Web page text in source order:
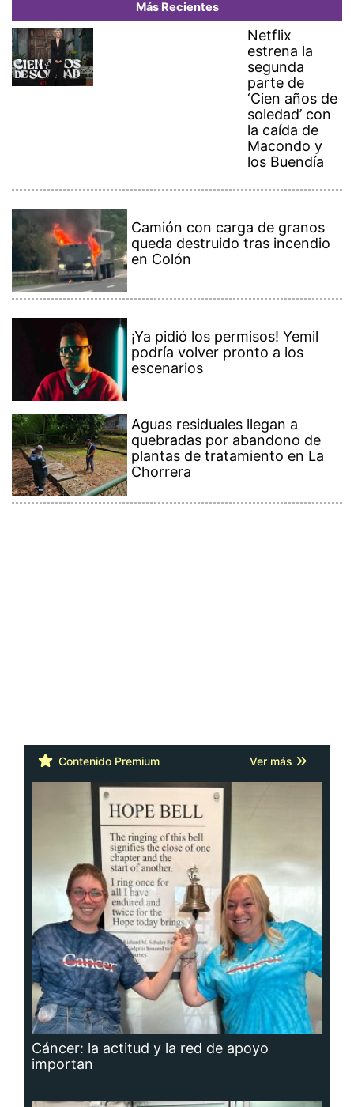
Más Recientes
Netflix
estrena la
segunda
parte de
‘Cien años de
soledad’ con
la caída de
Macondo y
los Buendía
Camión con carga de granos
queda destruido tras incendio
en Colón
¡Ya pidió los permisos! Yemil
podría volver pronto a los
escenarios
Aguas residuales llegan a
quebradas por abandono de
plantas de tratamiento en La
Chorrera
Contenido Premium Ver más
Cáncer: la actitud y la red de apoyo
importan